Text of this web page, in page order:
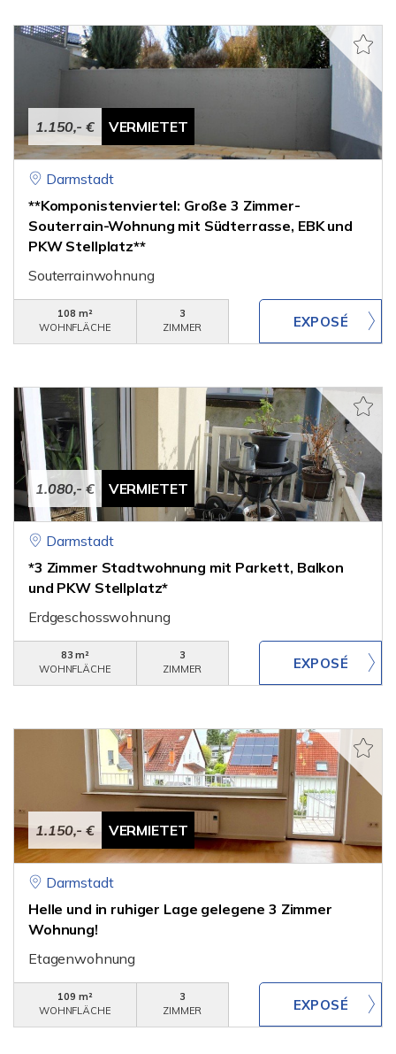
1.150,- € VERMIETET
Darmstadt
**Komponistenviertel: Große 3 Zimmer-
Souterrain-Wohnung mit Südterrasse, EBK und
PKW Stellplatz**
Souterrainwohnung
108 m²
WOHNFLÄCHE
3
ZIMMER
1.080,- € VERMIETET
Darmstadt
*3 Zimmer Stadtwohnung mit Parkett, Balkon
und PKW Stellplatz*
Erdgeschosswohnung
83 m²
WOHNFLÄCHE
3
ZIMMER
1.150,- € VERMIETET
Darmstadt
Helle und in ruhiger Lage gelegene 3 Zimmer
Wohnung!
Etagenwohnung
109 m²
WOHNFLÄCHE
3
ZIMMER